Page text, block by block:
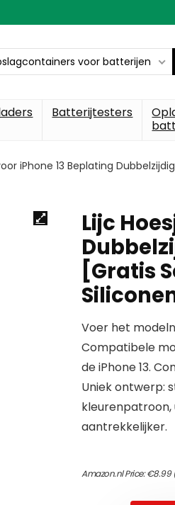
voor batterijen
Batterijtesters
iPhone 13 Beplating
Lijc
[Gratis
Voer het
Compatibele
de iPhone 13.
Uniek ontwerp:
aantrekkelijker.
Amazon.nl Price:€8.99